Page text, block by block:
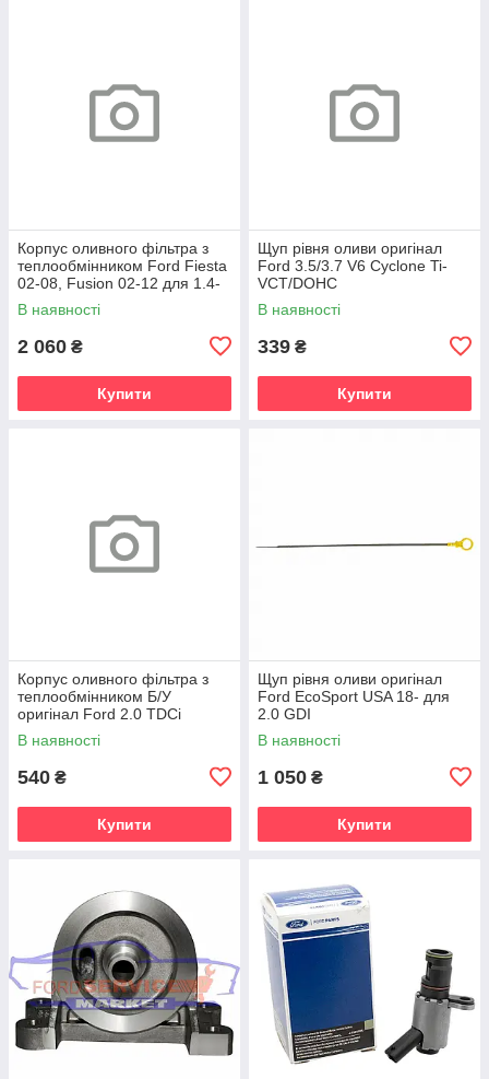
Корпус оливного фільтра з
теплообмінником Ford Fiesta
02-08, Fusion 02-12 для 1.4-
1.6 TDCi
В наявності
2 060 ₴
Купити
Щуп рівня оливи оригінал
Ford 3.5/3.7 V6 Cyclone Ti-
VCT/DOHC
В наявності
339 ₴
Купити
Корпус оливного фільтра з
теплообмінником Б/У
оригінал Ford 2.0 TDCi
В наявності
540 ₴
Купити
Щуп рівня оливи оригінал
Ford EcoSport USA 18- для
2.0 GDI
В наявності
1 050 ₴
Купити